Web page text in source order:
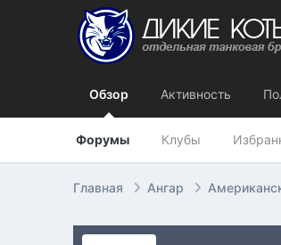
Обзор
Форумы Клубы
Активность
Главная Ангар